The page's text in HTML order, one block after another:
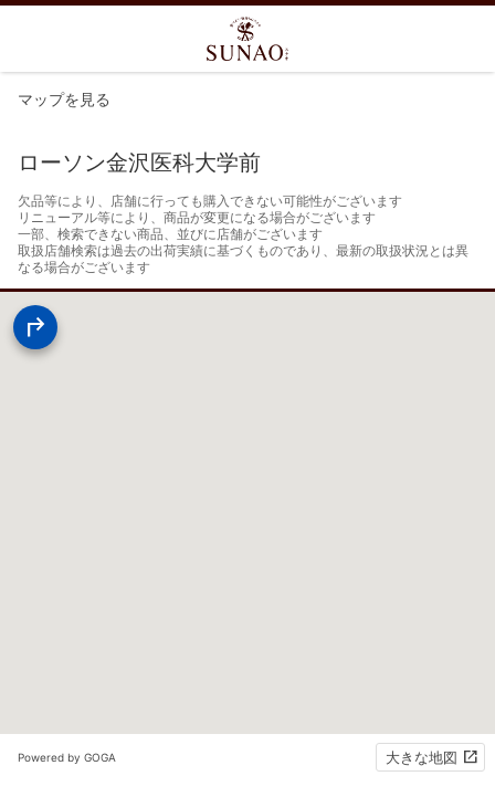
マップを見る
ローソン金沢医科大学前
欠品等により、店舗に行っても購入できない可能性がございます
リニューアル等により、商品が変更になる場合がございます
一部、検索できない商品、並びに店舗がございます
取扱店舗検索は過去の出荷実績に基づくものであり、最新の取扱状況とは異
なる場合がございます
Powered by GOGA 大きな地図